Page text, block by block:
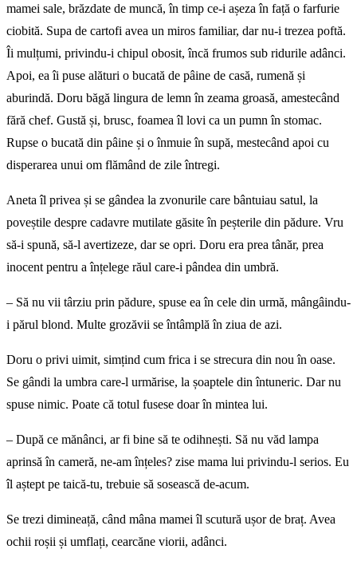
mamei sale, brăzdate de muncă, în timp ce-i așeza în față o farfurie
ciobită. Supa de cartofi avea un miros familiar, dar nu-i trezea poftă.
Îi mulțumi, privindu-i chipul obosit, încă frumos sub ridurile adânci.
Apoi, ea îi puse alături o bucată de pâine de casă, rumenă și
aburindă. Doru băgă lingura de lemn în zeama groasă, amestecând
fără chef. Gustă și, brusc, foamea îl lovi ca un pumn în stomac.
Rupse o bucată din pâine și o înmuie în supă, mestecând apoi cu
disperarea unui om flămând de zile întregi.
Aneta îl privea și se gândea la zvonurile care bântuiau satul, la
poveștile despre cadavre mutilate găsite în peșterile din pădure. Vru
să-i spună, să-l avertizeze, dar se opri. Doru era prea tânăr, prea
inocent pentru a înțelege răul care-i pândea din umbră.
– Să nu vii târziu prin pădure, spuse ea în cele din urmă, mângâindu-
i părul blond. Multe grozăvii se întâmplă în ziua de azi.
Doru o privi uimit, simțind cum frica i se strecura din nou în oase.
Se gândi la umbra care-l urmărise, la șoaptele din întuneric. Dar nu
spuse nimic. Poate că totul fusese doar în mintea lui.
– După ce mănânci, ar fi bine să te odihnești. Să nu văd lampa
aprinsă în cameră, ne-am înțeles? zise mama lui privindu-l serios. Eu
îl aștept pe taică-tu, trebuie să sosească de-acum.
Se trezi dimineață, când mâna mamei îl scutură ușor de braț. Avea
ochii roșii și umflați, cearcăne viorii, adânci.